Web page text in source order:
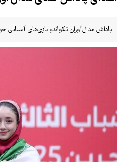
پاداش مدال‌آوران تکواندو بازی‌های آسیایی